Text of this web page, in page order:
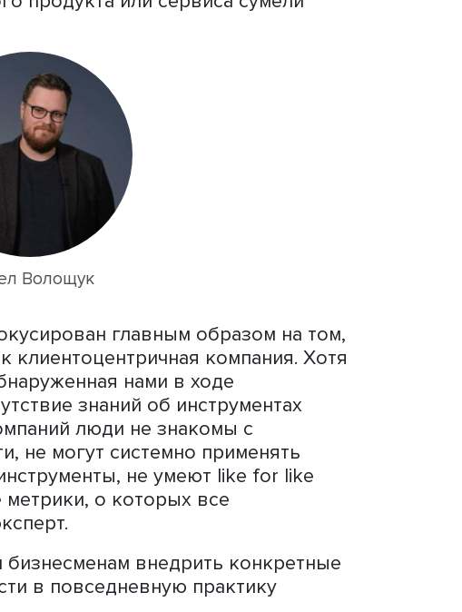
ВШЭПавел Волощук
проведено под запрос бизнеса. В
взяли 30 непроизводственных
ИТ. Подавляющее большинство
себя как клиентоцентричные. Однако
ценности, связанные с
у них трудности. Когда же
пример того, как отражается
компании, доля тех, кто смог что-
на вопрос о центре экспертизы по
Назвать конкретные инструменты
продукта или сервиса сумели